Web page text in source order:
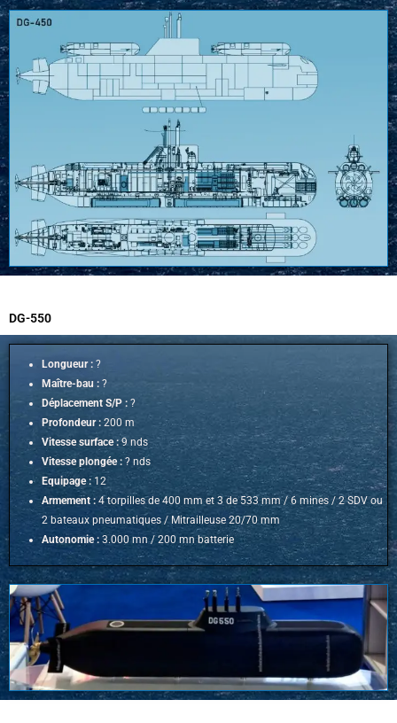
DG-550
Longueur : ?
Maître-bau : ?
Déplacement S/P : ?
Profondeur : 200 m
Vitesse surface :9 nds
Vitesse plongée : ? nds
Equipage : 12
Armement : 4 torpilles de 400 mm et 3 de 533 mm / 6 mines / 2 SDV ou
2 bateaux pneumatiques / Mitrailleuse 20/70 mm
Autonomie : 3.000 mn / 200 mn batterie